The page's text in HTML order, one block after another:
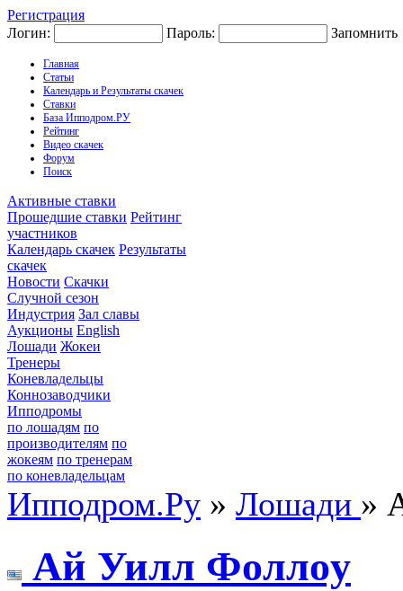
Регистрация
Логин:
Пароль: Запомнить
Главная
Статьи
Календарь и Результаты скачек
Ставки
База Ипподром.РУ
Рейтинг
Видео скачек
Форум
Поиск
Активные ставки
Прошедшие ставки Рейтинг
участников
Календарь скачек Результаты
скачек
Новости Скачки
Случной сезон
Индустрия Зал славы
Аукционы English
Лошади Жокеи
Тренеры
Коневладельцы
Коннозаводчики
Ипподромы
по лошадям по
производителям по
жокеям по тренерам
по коневладельцам
Ипподром.Ру » Лошади »
Ай Уилл Фoллoу